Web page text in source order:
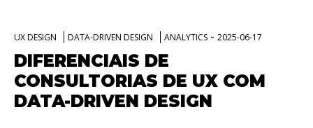
UX DESIGN DATA-DRIVEN DESIGN ANALYTICS - 2025-06-17
DIFERENCIAIS DE
CONSULTORIAS DE UX COM
DATA-DRIVEN DESIGN